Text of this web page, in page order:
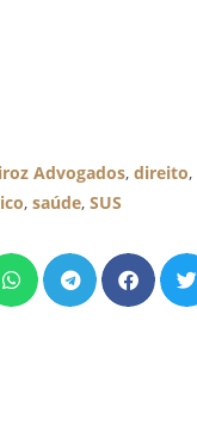
Advogados, direito,
, saúde, SUS